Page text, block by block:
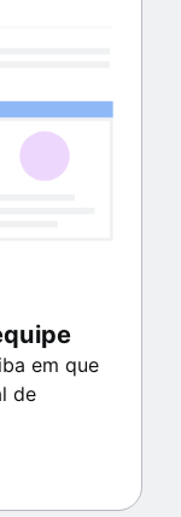
em que
de